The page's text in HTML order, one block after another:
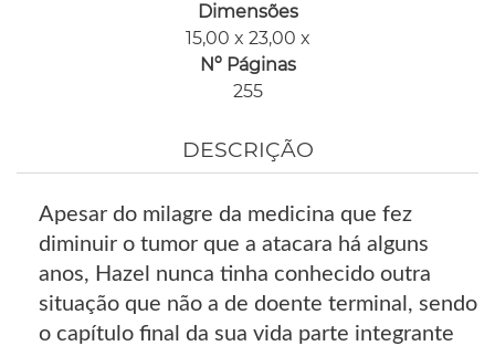
Dimensões
15,00 x 23,00 x
Nº Páginas
255
DESCRIÇÃO
Apesar do milagre da medicina que fez
diminuir o tumor que a atacara há alguns
anos, Hazel nunca tinha conhecido outra
situação que não a de doente terminal, sendo
o capítulo final da sua vida parte integrante